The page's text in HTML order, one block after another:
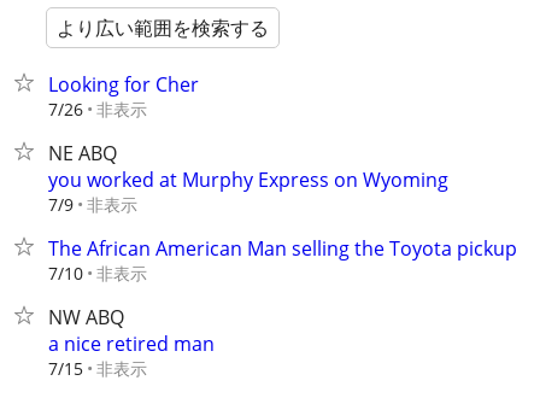
より広い範囲を検索する
Looking for Cher
7/26 非表示
NE ABQ
you worked at Murphy Express on Wyoming
7/9 非表示
The African American Man selling the Toyota pickup
7/10 非表示
NW ABQ
a nice retired man
7/15 非表示